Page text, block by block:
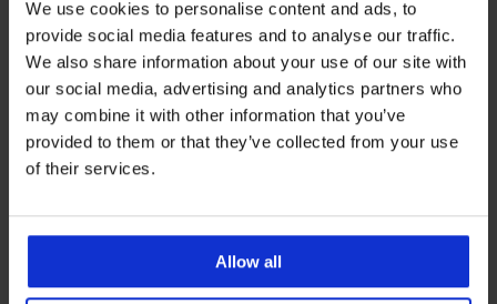
We use cookies to personalise content and ads, to
provide social media features and to analyse our traffic.
We also share information about your use of our site with
our social media, advertising and analytics partners who
may combine it with other information that you’ve
provided to them or that they’ve collected from your use
of their services.
Allow all
17 290 Ftakció 3+1 INGYEN
LIMITED